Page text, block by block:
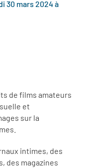
30 mars 2024 à
de films amateurs
et
sur la
intimes, des
des magazines